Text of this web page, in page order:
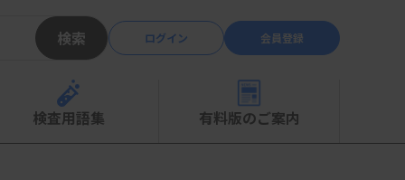
検索 ログイン 会員登録
検査用語集 有料版のご案内